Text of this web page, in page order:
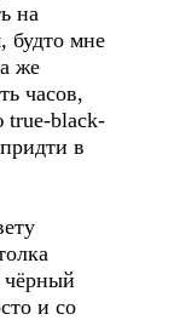
на
будто мне
же
часов,
true-black-
в
чёрный
и со